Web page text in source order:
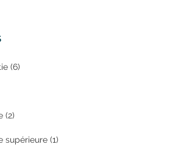
(6)
(2)
supérieure (1)